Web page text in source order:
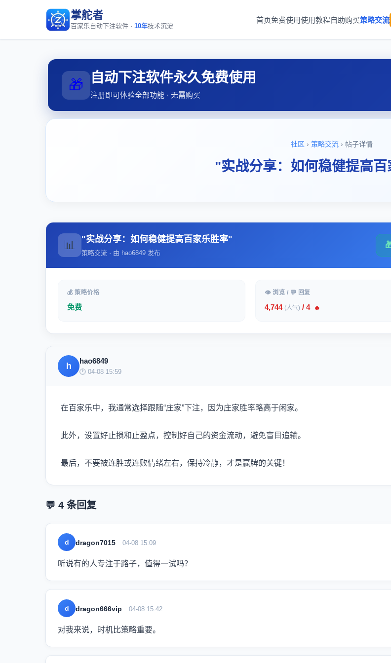
掌舵者
百家乐自动下注软件 · 10年技术沉淀
首页免费使用使用教程自助购买策略交流
🎁 自动下注软件永久免费使用
注册即可体验全部功能 · 无需购买
社区 › 策略交流 › 帖子详情
"实战分享：如何稳健提高
📊 "实战分享：如何稳健提高百家乐胜率"
策略交流 · 由 hao6849 发布
💰 策略价格
免费
👁 浏览 / 💬 回复
4,744 (人气) / 4 🔥
h
hao6849
🕐 04-08 15:59
在百家乐中，我通常选择跟随“庄家”下注，因为庄家胜率略高于闲家。
此外，设置好止损和止盈点，控制好自己的资金流动，避免盲目追输。
最后，不要被连胜或连败情绪左右，保持冷静，才是赢牌的关键！
💬 4 条回复
d dragon7015 04-08 15:09
听说有的人专注于路子，值得一试吗？
d dragon666vip 04-08 15:42
对我来说，时机比策略重要。